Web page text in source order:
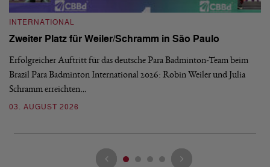
INTERNATIONAL
Zweiter Platz für Weiler/Schramm in São Paulo
Erfolgreicher Auftritt für das deutsche Para Badminton-Team beim
Brazil Para Badminton International 2026: Robin Weiler und Julia
Schramm erreichten…
03. AUGUST 2026